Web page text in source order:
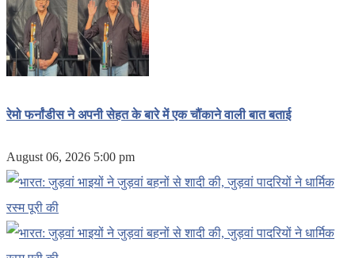
रेमो फर्नांडीस ने अपनी सेहत के बारे में एक चौंकाने वाली बात बताई
August 06, 2026 5:00 pm